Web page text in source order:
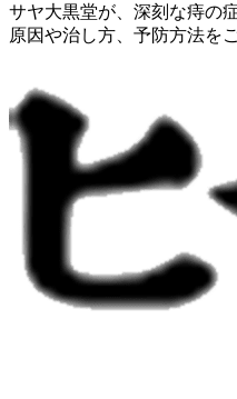
サヤ大黒堂が、深刻な痔の
原因や治し方、予防方法を